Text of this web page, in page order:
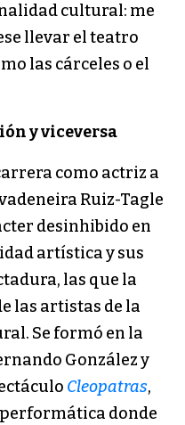
cultural: me
llevar el teatro
las cárceles o el
y viceversa
como actriz a
Ruiz-Tagle
desinhibido en
artística y sus
las que la
las artistas de la
Se formó en la
González y
Cleopatras,
donde